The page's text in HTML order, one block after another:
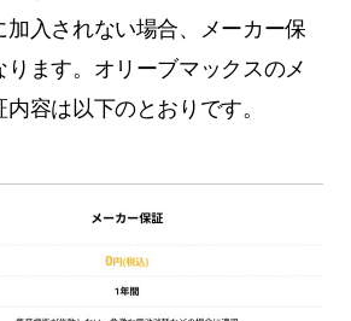
入されない場合、メーカー保
ます。オリーブマックスのメ
容は以下のとおりです。